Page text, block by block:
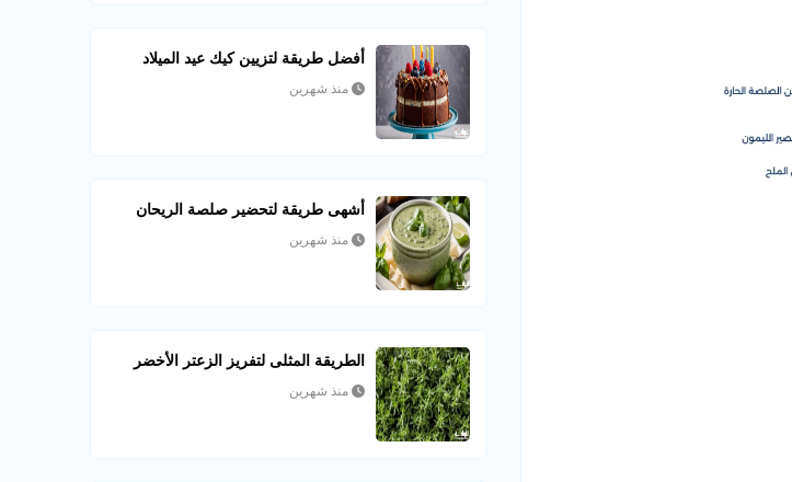
أفضل طريقة لتزيين كيك عيد الميلاد
منذ شهرين
أشهى طريقة لتحضير صلصة الريحان
منذ شهرين
الطريقة المثلى لتفريز الزعتر الأخضر
منذ شهرين